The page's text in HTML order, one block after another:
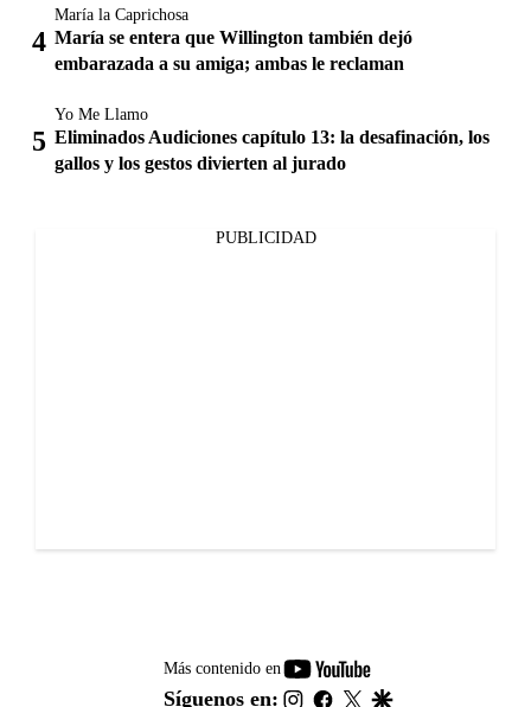
María la Caprichosa
María se entera que Willington también dejó
embarazada a su amiga; ambas le reclaman
Yo Me Llamo
Eliminados Audiciones capítulo 13: la desafinación, los
gallos y los gestos divierten al jurado
PUBLICIDAD
Más contenido en
youtube-
footer
Síguenos en: instagram
facebook
twitter